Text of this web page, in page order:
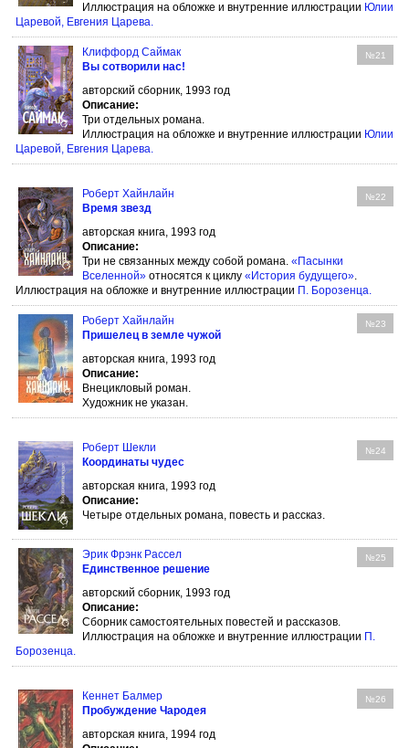
Иллюстрация на обложке и внутренние иллюстрации Юлии
Царевой, Евгения Царева.
Клиффорд Саймак №21
Вы сотворили нас!
авторский сборник, 1993 год
Описание:
Три отдельных романа.
Иллюстрация на обложке и внутренние иллюстрации Юлии
Царевой, Евгения Царева.
Роберт Хайнлайн №22
Время звезд
авторская книга, 1993 год
Описание:
Три не связанных между собой романа. «Пасынки
Вселенной» относятся к циклу «История будущего».
Иллюстрация на обложке и внутренние иллюстрации П. Борозенца.
Роберт Хайнлайн №23
Пришелец в земле чужой
авторская книга, 1993 год
Описание:
Внецикловый роман.
Художник не указан.
Роберт Шекли №24
Координаты чудес
авторская книга, 1993 год
Описание:
Четыре отдельных романа, повесть и рассказ.
Эрик Фрэнк Рассел №25
Единственное решение
авторский сборник, 1993 год
Описание:
Сборник самостоятельных повестей и рассказов.
Иллюстрация на обложке и внутренние иллюстрации П.
Борозенца.
Кеннет Балмер №26
Пробуждение Чародея
авторская книга, 1994 год